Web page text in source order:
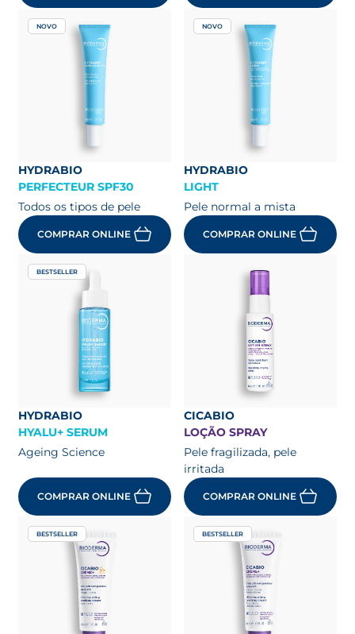
NOVO
HYDRABIO
PERFECTEUR SPF30
Todos os tipos de pele
COMPRAR ONLINE
NOVO
HYDRABIO
LIGHT
Pele normal a mista
COMPRAR ONLINE
BESTSELLER
HYDRABIO
HYALU+ SERUM
Ageing Science
COMPRAR ONLINE
CICABIO
LOÇÃO SPRAY
Pele fragilizada, pele
irritada
COMPRAR ONLINE
BESTSELLER BESTSELLER